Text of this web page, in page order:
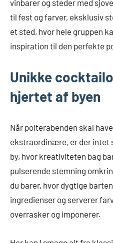
vinbarer og steder med
til fest og farver, eksklusiv
et sted, hvor hele gruppen
inspiration til den perfekte
Unikke
hjertet af byen
Når polterabenden skal
ekstraordinære, er der intet
by, hvor kreativiteten bag
pulserende stemning
du barer, hvor dygtige
ingredienser og serverer
overrasker og imponerer.